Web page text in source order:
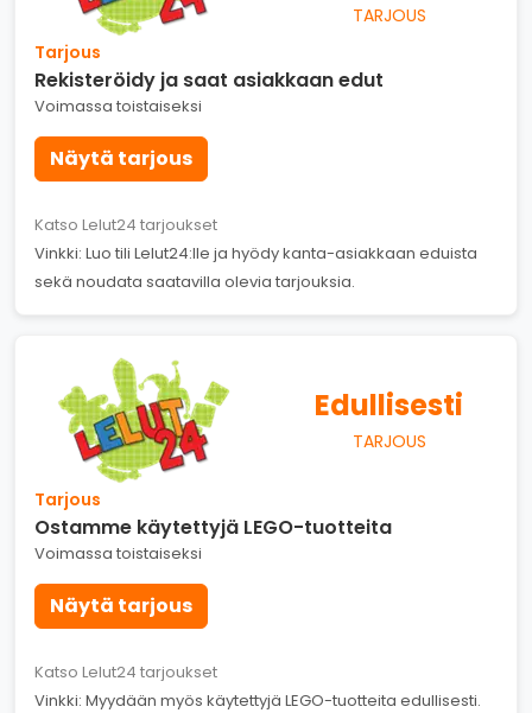
TARJOUS
Tarjous
Rekisteröidy ja saat asiakkaan edut
Voimassa toistaiseksi
Näytä tarjous
Katso Lelut24 tarjoukset
Vinkki: Luo tili Lelut24:lle ja hyödy kanta-asiakkaan eduista
sekä noudata saatavilla olevia tarjouksia.
Edullisesti
TARJOUS
Tarjous
Ostamme käytettyjä LEGO-tuotteita
Voimassa toistaiseksi
Näytä tarjous
Katso Lelut24 tarjoukset
Vinkki: Myydään myös käytettyjä LEGO-tuotteita edullisesti.